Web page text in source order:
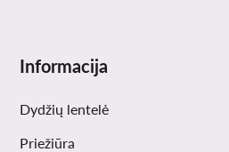
Informacija
Dydžių lentelė
Priežiūra